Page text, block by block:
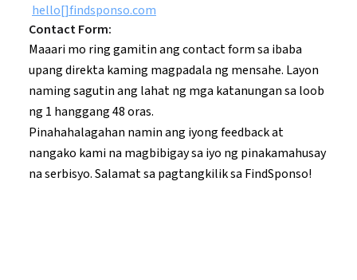
hello[]findsponso.com
Contact Form:
Maaari mo ring gamitin ang contact form sa ibaba
upang direkta kaming magpadala ng mensahe. Layon
naming sagutin ang lahat ng mga katanungan sa loob
ng 1 hanggang 48 oras.
Pinahahalagahan namin ang iyong feedback at
nangako kami na magbibigay sa iyo ng pinakamahusay
na serbisyo. Salamat sa pagtangkilik sa FindSponso!